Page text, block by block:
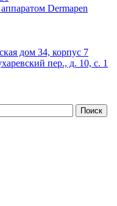
Dermapen
дом 34, корпус 7
пер., д. 10, с. 1